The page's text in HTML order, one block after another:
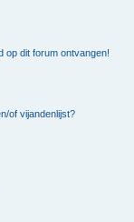
op dit forum ontvangen!
of vijandenlijst?